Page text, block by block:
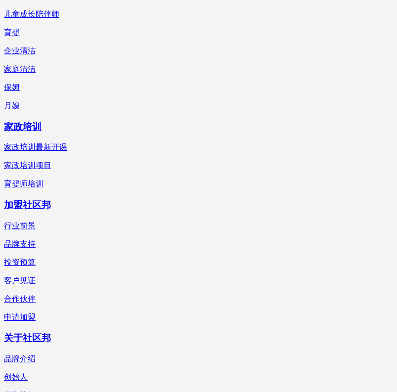
儿童成长陪伴师
育婴
企业清洁
家庭清洁
保姆
月嫂
家政培训
家政培训最新开课
家政培训项目
育婴师培训
加盟社区邦
行业前景
品牌支持
投资预算
客户见证
合作伙伴
申请加盟
关于社区邦
品牌介绍
创始人